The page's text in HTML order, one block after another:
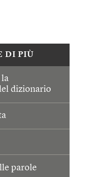
DI PIÙ
la
dizionario
parole